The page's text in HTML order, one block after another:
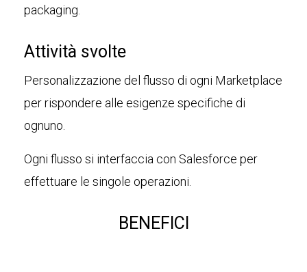
packaging.
Attività svolte
Personalizzazione del flusso di ogni Marketplace
per rispondere alle esigenze specifiche di
ognuno.
Ogni flusso si interfaccia con Salesforce per
effettuare le singole operazioni.
BENEFICI